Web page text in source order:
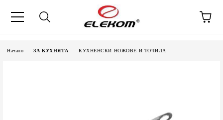
Начало ЗА КУХНЯТА КУХНЕНСКИ НОЖОВЕ И ТОЧИЛА